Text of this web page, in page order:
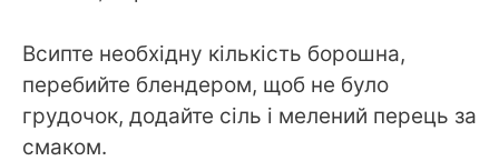
Всипте необхідну кількість борошна,
перебийте блендером, щоб не було
грудочок, додайте сіль і мелений перець за
смаком.